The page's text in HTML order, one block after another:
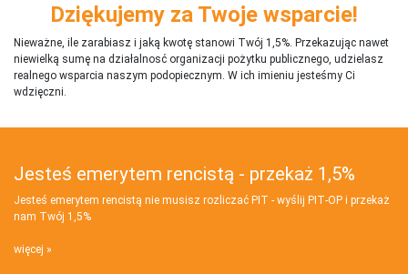
Dziękujemy za Twoje wsparcie!
Nieważne, ile zarabiasz i jaką kwotę stanowi Twój 1,5%. Przekazując nawet
niewielką sumę na działalnosć organizacji pożytku publicznego, udzielasz
realnego wsparcia naszym podopiecznym. W ich imieniu jesteśmy Ci
wdzięczni.
Jesteś emerytem rencistą - przekaż 1,5%
Jesteś emerytem rencistą nie musisz rozliczać PIT - wyślij PIT‑OP i przekaż
nam Twój 1,5%
więcej